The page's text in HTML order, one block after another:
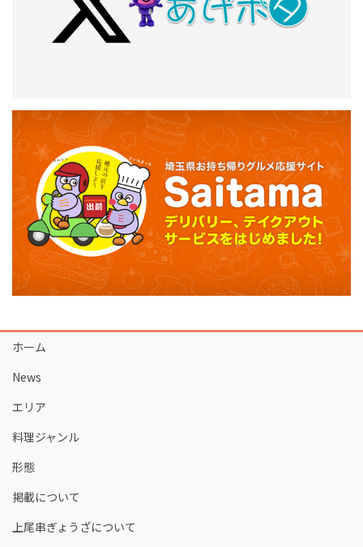
ホーム
News
エリア
料理ジャンル
形態
掲載について
上尾串ぎょうざについて